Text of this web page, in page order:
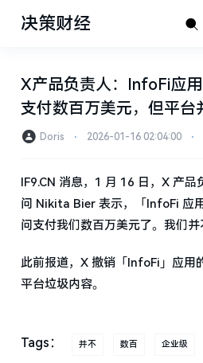
决策财经
X产品负责人：InfoFi应
支付数百万美元，但平台
Doris ⋅ 2026-01-16 02:04:00 ⋅
IF9.CN 消息，1 月 16 日，X 产
问 Nikita Bier 表示，「InfoFi 应
问支付我们数百万美元了。我们并
此前报道，X 撤销「InfoFi」应用
平台垃圾内容。
Tags： 并不 数百 企业级